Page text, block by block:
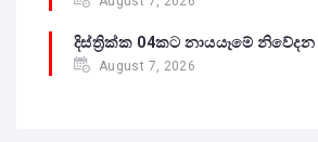
දිස්ත්‍රික්ක 04කට නායයෑමේ නිවේදන
August 7, 2026